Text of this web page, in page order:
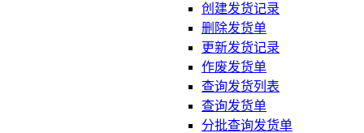
创建发货记录
删除发货单
更新发货记录
作废发货单
查询发货列表
查询发货单
分批查询发货单